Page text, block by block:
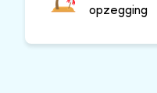
opzegging